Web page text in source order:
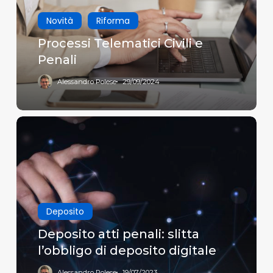
Novità Riforma
Processi Telematici Civili e
Penali
Alessandro Polese 29/09/2024
Deposito
penali:
slitta
l’obbligo
di
deposito
digitale
Deposito
Deposito atti penali: slitta
l’obbligo di deposito digitale